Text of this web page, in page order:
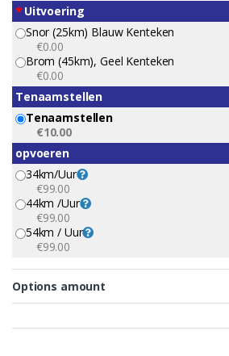
*Uitvoering
Snor (25km) Blauw Kenteken
€0.00
Brom (45km), Geel Kenteken
€0.00
Tenaamstellen
Tenaamstellen
€10.00
opvoeren
34km/uur
€99.00
44km /uur
€99.00
54km / Uur
€99.00
Options amount